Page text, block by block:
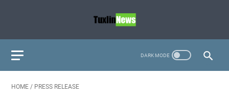
HOME / PRESS RELEASE